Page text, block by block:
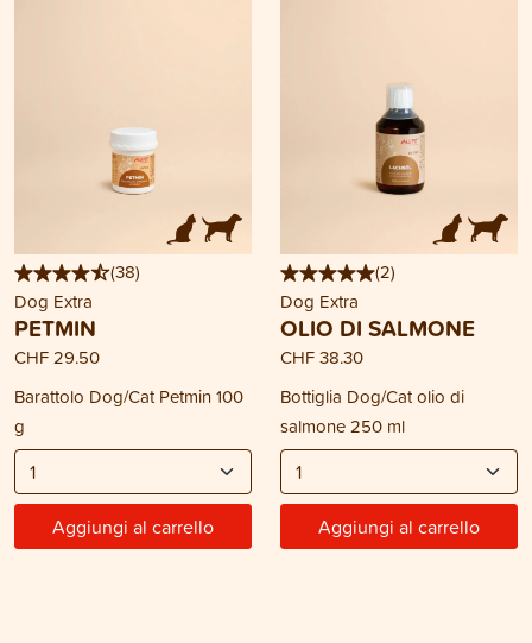
(38)
Dog Extra
PETMIN
CHF 29.50
Barattolo Dog/Cat Petmin 100
g
Aggiungi al carrello
(2)
Dog Extra
OLIO DI SALMONE
CHF 38.30
Bottiglia Dog/Cat olio di
salmone 250 ml
Aggiungi al carrello